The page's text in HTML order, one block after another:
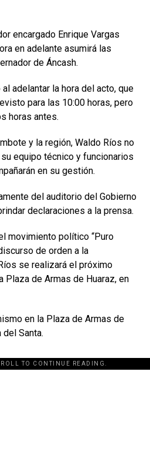
encargado Enrique Vargas
en adelante asumirá las
de Áncash.
adelantar la hora del acto, que
para las 10:00 horas, pero
horas antes.
y la región, Waldo Ríos no
equipo técnico y funcionarios
en su gestión.
del auditorio del Gobierno
declaraciones a la prensa.
movimiento político “Puro
de orden a la
se realizará el próximo
Plaza de Armas de Huaraz, en
en la Plaza de Armas de
Santa.
TO CONTINUE READING.